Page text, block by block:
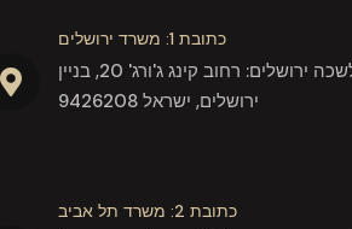
כתובת 1: משרד ירושלים
לשכה ירושלים: רחוב קינג ג'ורג' 20, בניין WeWork
9426208 ירושלים, ישראל
כתובת 2: משרד תל אביב